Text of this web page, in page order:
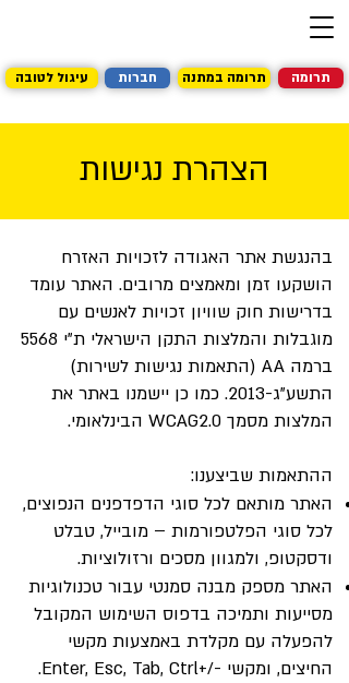
עיגול לטובה חברות תרומה במתנה תרומה
הצהרת נגישות
בהנגשת אתר האגודה לזכויות האזרח
הושקעו זמן ומאמצים מרובים. האתר עומד
בדרישות חוק שוויון זכויות לאנשים עם
מוגבלות והמלצות התקן הישראלי ת"י 5568
ברמה AA (התאמות נגישות לשירות)
התשע"ג-2013. כמו כן יישמנו באתר את
המלצות מסמך WCAG2.0 הבינלאומי.
ההתאמות שביצענו:
האתר מותאם לכל סוגי הדפדפנים הנפוצים,
לכל סוגי הפלטפורמות – מובייל, טבלט
ודסקטופ, ולמגוון מסכים ורזולוציות.
האתר מספק מבנה סמנטי עבור טכנולוגיות
מסייעות ותמיכה בדפוס השימוש המקובל
להפעלה עם מקלדת באמצעות מקשי
החיצים, ומקשי -/+Enter, Esc, Tab, Ctrl.